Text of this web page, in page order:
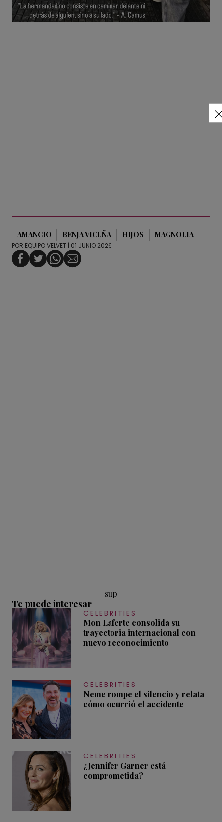
AMANCIO BENJA VICUÑA HIJOS MAGNOLIA
POR EQUIPO VELVET | 01 JUNIO 2026
sup
Te puede interesar
CELEBRITIES
Mon Laferte consolida su
trayectoria internacional con
nuevo reconocimiento
CELEBRITIES
Neme rompe el silencio y relata
cómo ocurrió el accidente
CELEBRITIES
¿Jennifer Garner está
comprometida?